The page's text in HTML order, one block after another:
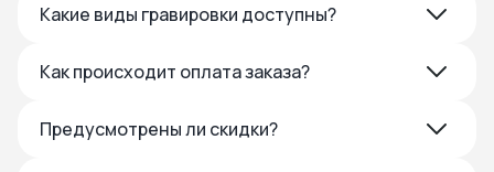
Какие виды гравировки доступны?
Как происходит оплата заказа?
Предусмотрены ли скидки?